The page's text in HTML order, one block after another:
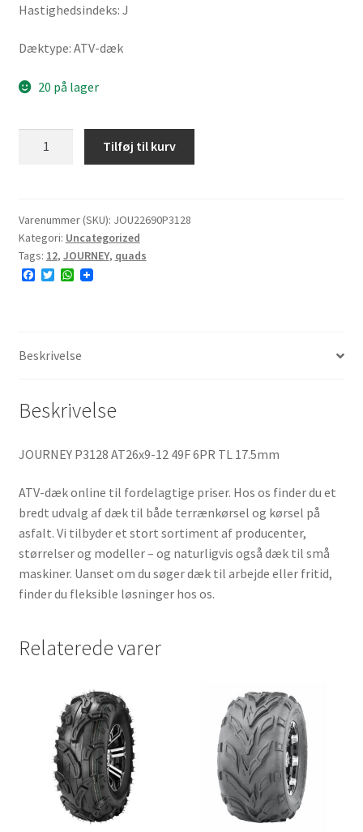
Hastighedsindeks: J
Dæktype: ATV-dæk
20 på lager
49F
6PR
TL
NHS
Tilføj til kurv
Varenummer (SKU): JOU22690P3128
Kategori: Uncategorized
Tags: 12, JOURNEY, quads
F
o
T
r
W
p
Beskrivelse
Beskrivelse
JOURNEY P3128 AT26x9-12 49F 6PR TL 17.5mm
ATV-dæk online til fordelagtige priser. Hos os finder du et
bredt udvalg af dæk til både terrænkørsel og kørsel på
asfalt. Vi tilbyder et stort sortiment af producenter,
størrelser og modeller – og naturligvis også dæk til små
maskiner. Uanset om du søger dæk til arbejde eller fritid,
finder du fleksible løsninger hos os.
Relaterede varer